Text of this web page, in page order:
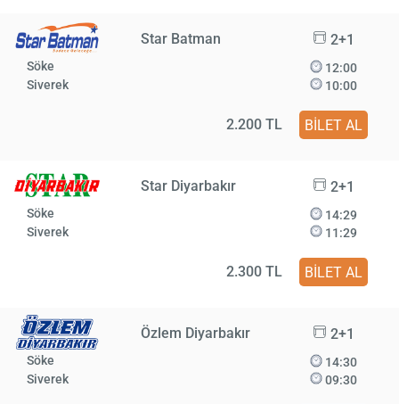
Star Batman 2+1
Söke
Siverek
12:00
10:00
2.200 TL BİLET AL
Star Diyarbakır 2+1
Söke
Siverek
14:29
11:29
2.300 TL BİLET AL
Özlem Diyarbakır 2+1
Söke
Siverek
14:30
09:30